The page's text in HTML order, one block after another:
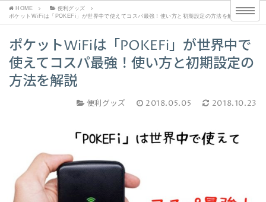
HOME
便利グッズ
ポケットWiFiは「POKEFi」が世界中で使えてコスパ最強！使い方と初期設定の方法を解説
ポケットWiFiは「POKEFi」が世界中で
使えてコスパ最強！使い方と初期設定の
方法を解説
便利グッズ 2018.05.05 2018.10.23